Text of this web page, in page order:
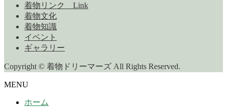
着物リンク Link
着物文化
着物知識
イベント
ギャラリー
Copyright © 着物ドリーマーズ All Rights Reserved.
MENU
ホーム